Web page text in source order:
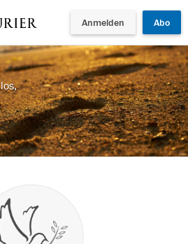
Anmelden Abo